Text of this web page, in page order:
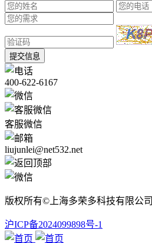
提交信息
400-622-6167
客服微信
liujunlei@net532.net
版权所有©上海多荣多科技有限公司
沪ICP备2024099898号-1